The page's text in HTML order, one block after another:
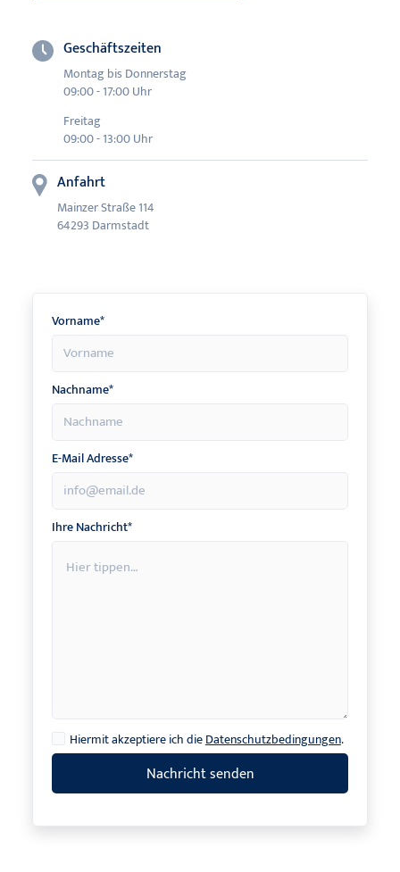
Geschäftszeiten
Montag bis Donnerstag
09:00 - 17:00 Uhr
Freitag
09:00 - 13:00 Uhr
Anfahrt
Mainzer Straße 114
64293 Darmstadt
Vorname*
Nachname*
E-Mail Adresse*
Ihre Nachricht*
Hiermit akzeptiere ich dieDatenschutzbedingungen.